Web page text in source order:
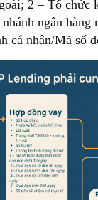
2 – Tổ chức
ngân hàng
cá nhân/Mã số